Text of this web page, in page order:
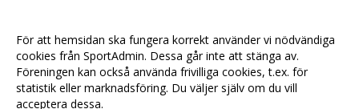
För att hemsidan ska fungera korrekt använder vi nödvändiga
cookies från SportAdmin. Dessa går inte att stänga av.
Föreningen kan också använda frivilliga cookies, t.ex. för
statistik eller marknadsföring. Du väljer själv om du vill
acceptera dessa.